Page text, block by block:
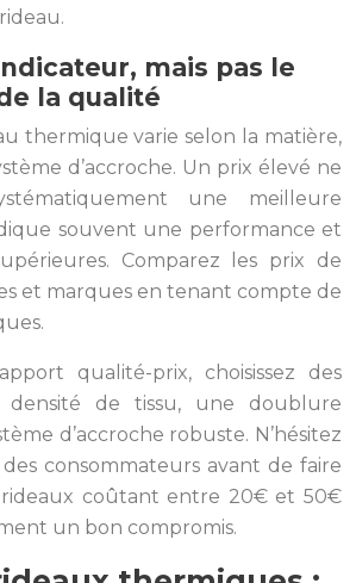
mais pas le
la qualité
thermique varie selon la matière,
d’accroche. Un prix élevé ne
une meilleure
souvent une performance et
Comparez les prix de
et marques en tenant compte de
qualité-prix, choisissez des
de tissu, une doublure
d’accroche robuste. N’hésitez
des consommateurs avant de faire
rideaux coûtant entre 20€ et 50€
un bon compromis.